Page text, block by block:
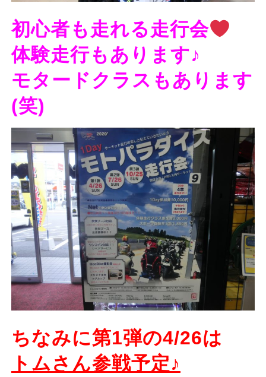
初心者も走れる走行会
体験走行もあります♪
モタードクラスもあります
(笑)
ちなみに第1弾の4/26は
トムさん参戦予定♪